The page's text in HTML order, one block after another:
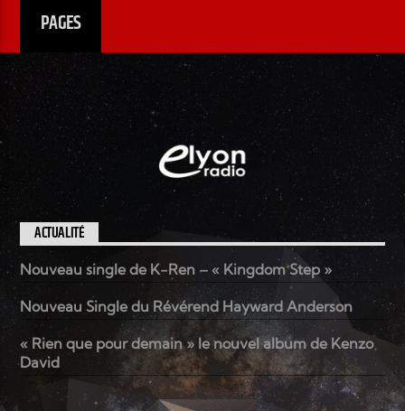
PAGES
ACTUALITÉ
Nouveau single de K-Ren – « Kingdom Step »
Nouveau Single du Révérend Hayward Anderson
« Rien que pour demain » le nouvel album de Kenzo
David